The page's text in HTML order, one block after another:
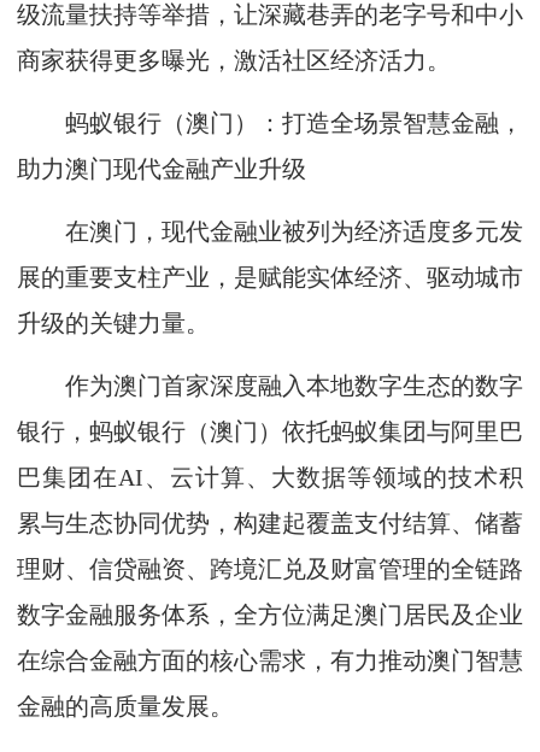
级流量扶持等举措，让深藏巷弄的老字号和中小
商家获得更多曝光，激活社区经济活力。
蚂蚁银行（澳门）：打造全场景智慧金融，
助力澳门现代金融产业升级
在澳门，现代金融业被列为经济适度多元发
展的重要支柱产业，是赋能实体经济、驱动城市
升级的关键力量。
作为澳门首家深度融入本地数字生态的数字
银行，蚂蚁银行（澳门）依托蚂蚁集团与阿里巴
巴集团在AI、云计算、大数据等领域的技术积
累与生态协同优势，构建起覆盖支付结算、储蓄
理财、信贷融资、跨境汇兑及财富管理的全链路
数字金融服务体系，全方位满足澳门居民及企业
在综合金融方面的核心需求，有力推动澳门智慧
金融的高质量发展。